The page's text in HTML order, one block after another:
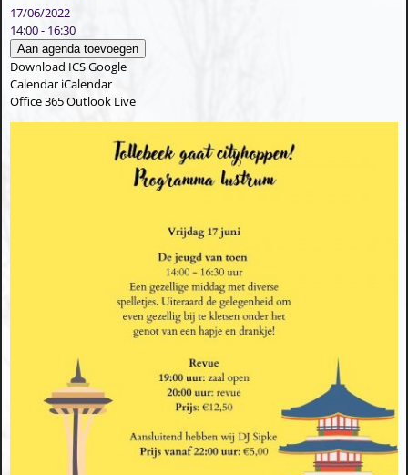
17/06/2022
14:00 - 16:30
Aan agenda toevoegen
Download ICSGoogle
Calendar iCalendar
Office 365Outlook Live